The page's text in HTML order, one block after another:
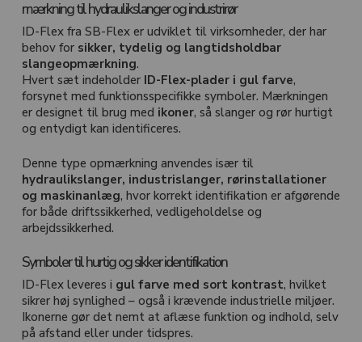
mærkning til hydraulikslanger og industrirør
ID-Flex fra SB-Flexer udviklet til virksomheder, der har
behov for sikker, tydelig og langtidsholdbar
slangeopmærkning.
Hvert sæt indeholderID-Flex-plader i gul farve,
forsynet med funktionsspecifikke symboler. Mærkningen
er designet til brug med ikoner, så slanger og rør hurtigt
og entydigt kan identificeres.
Denne type opmærkning anvendes især til
hydraulikslanger, industrislanger, rørinstallationer
og maskinanlæg, hvor korrekt identifikation er afgørende
for både driftssikkerhed, vedligeholdelse og
arbejdssikkerhed.
Symboler til hurtig og sikker identifikation
ID-Flex leveres i gul farve med sort kontrast, hvilket
sikrer høj synlighed – også i krævende industrielle miljøer.
Ikonerne gør det nemt at aflæse funktion og indhold, selv
på afstand eller under tidspres.